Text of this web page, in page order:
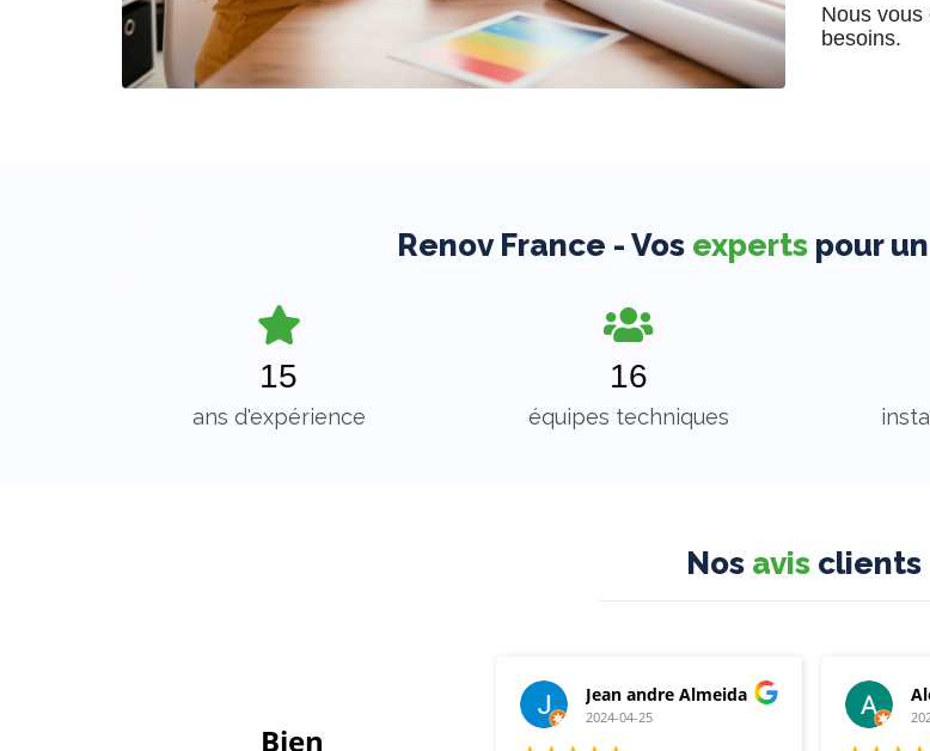
Nous vous
besoins.
Renov France - Vos expertspour
15
ans d'expérience
16
équipes techniques
Nos avisclients
Bien
Jean andre Almeida
2024-04-25